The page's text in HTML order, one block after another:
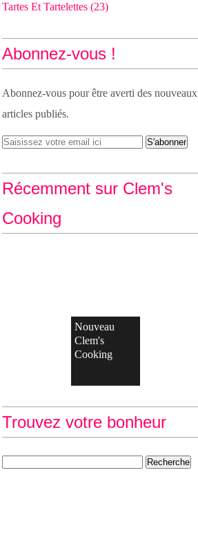
Tartes Et Tartelettes (23)
Abonnez-vous !
Abonnez-vous pour être averti des nouveaux
articles publiés.
Récemment sur Clem's
Cooking
Nouveau
Clem's
Cooking
Trouvez votre bonheur